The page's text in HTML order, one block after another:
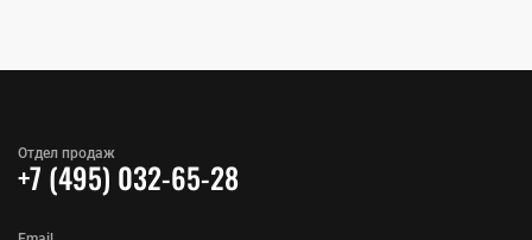
Отдел продаж
+7 (495) 032-65-28